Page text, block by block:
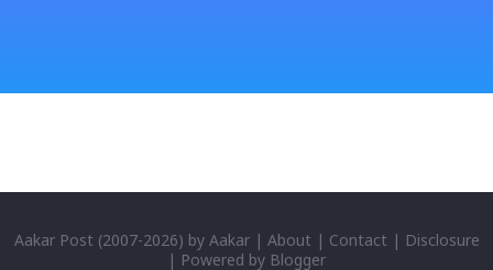
Aakar Post (2007-2026) by Aakar| About | Contact | Disclosure
| Powered by Blogger